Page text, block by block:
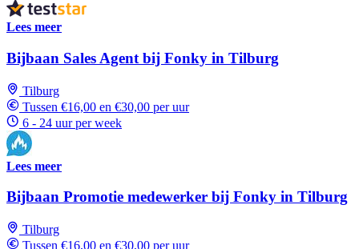
Lees meer
Bijbaan Sales Agent bij Fonky in Tilburg
Tilburg
Tussen €16,00 en €30,00 per uur
6 - 24 uur per week
Lees meer
Bijbaan Promotie medewerker bij Fonky in Tilburg
Tilburg
Tussen €16,00 en €30,00 per uur